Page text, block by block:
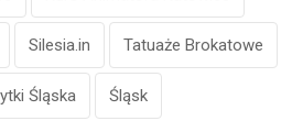
Silesia.in Tatuaże Brokatowe
Śląska Śląsk